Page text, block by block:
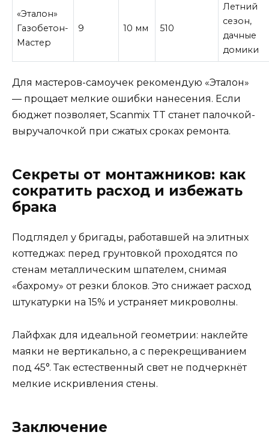
«Эталон»
Газобетон-
Мастер
9 10 мм 510
Летний
сезон,
дачные
домики
Для мастеров-самоучек рекомендую «Эталон»
— прощает мелкие ошибки нанесения. Если
бюджет позволяет, Scanmix TT станет палочкой-
выручалочкой при сжатых сроках ремонта.
Секреты от монтажников: как
сократить расход и избежать
брака
Подглядел у бригады, работавшей на элитных
коттеджах: перед грунтовкой проходятся по
стенам металлическим шпателем, снимая
«бахрому» от резки блоков. Это снижает расход
штукатурки на 15% и устраняет микроволны.
Лайфхак для идеальной геометрии: наклейте
маяки не вертикально, а с перекрещиванием
под 45°. Так естественный свет не подчеркнёт
мелкие искривления стены.
Заключение